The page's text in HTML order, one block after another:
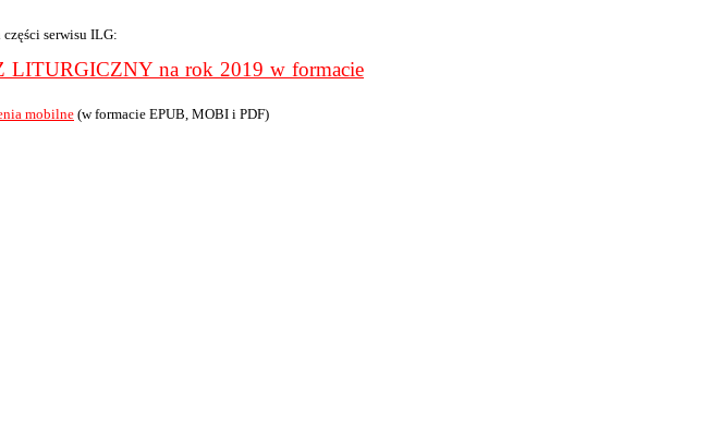
serwisu ILG:
na rok 2019 w formacie
mobilne (w formacie EPUB, MOBI i PDF)